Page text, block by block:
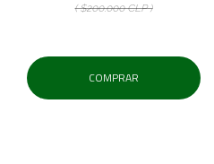
( $200.000 CLP )
COMPRAR